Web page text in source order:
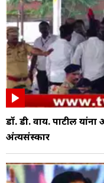
डॉ. डी. वाय. पाटील
अंत्यसंस्कार